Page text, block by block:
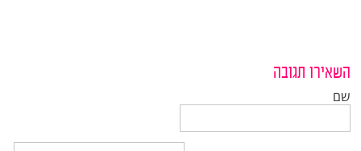
השאירו תגובה
שם